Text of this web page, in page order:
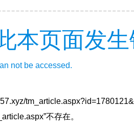
本页面发
not be accessed.
不存在。